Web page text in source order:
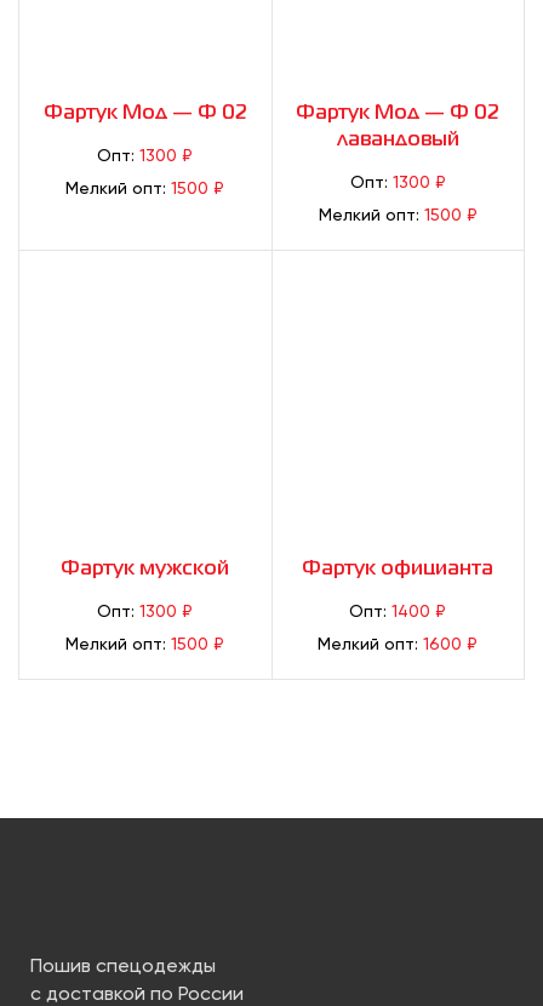
Фартук Мод — Ф 02
Опт:1300 ₽
Мелкий опт:1500 ₽
Фартук Мод — Ф 02
лавандовый
Опт: 1300 ₽
Мелкий опт: 1500 ₽
Фартук мужской
Опт:1300 ₽
Мелкий опт:1500 ₽
Фартук официанта
Опт:1400 ₽
Мелкий опт:1600 ₽
Пошив спецодежды
с доставкой по России